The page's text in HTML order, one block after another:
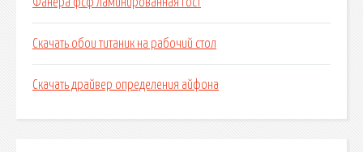
Фанера фсф ламинированная гост
Скачать обои титаник на рабочий стол
Скачать драйвер определения айфона